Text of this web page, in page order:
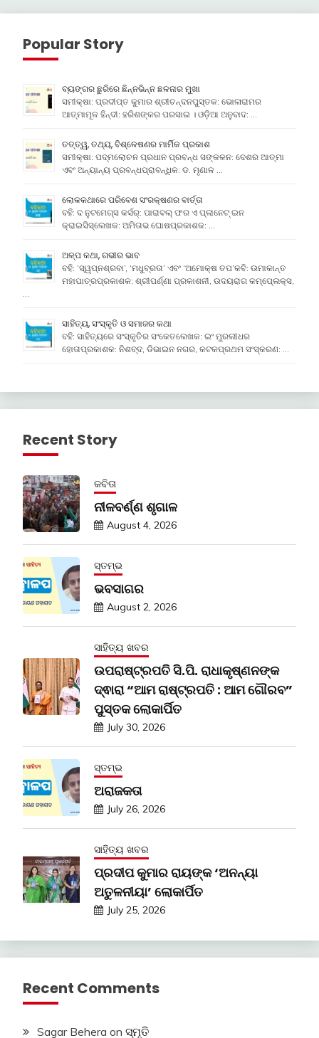
Popular Story
ବ୍ୟଙ୍ଗର ଛୁରିରେ ଛିନ୍ନଭିନ୍ନ ଛଳନାର ମୁଖା
ସମୀକ୍ଷା: ପ୍ରଦୀପ୍ତ କୁମାର ଶ୍ରୀଚନ୍ଦନପୁସ୍ତକ: ଭୋଳାରାମର
ଆତ୍ମାମୂଳ ହିନ୍ଦୀ: ହରିଶଙ୍କର ପରସାଇ । ଓଡ଼ିଆ ଅନୁବାଦ: …
ତତ୍ତ୍ୱ, ତଥ୍ୟ, ବିଶ୍ଳେଷଣର ମାର୍ମିକ ପ୍ରକାଶ
ସମୀକ୍ଷା: ପଦ୍ମଲୋଚନ ପ୍ରଧାନ ପ୍ରବନ୍ଧ ସଙ୍କଳନ: ଦେଶର ଆତ୍ମା
ଏବଂ ଅନ୍ୟାନ୍ୟ ପ୍ରବନ୍ଧପ୍ରାବନ୍ଧିକ: ଡ. ମୃଣାଳ …
ଲୋକକଥାରେ ପରିବେଶ ସଂରକ୍ଷଣର ବାର୍ତ୍ତା
ବହି: ଦ ନୁଟମେଗ୍ସ କର୍ସର୍: ପାରାବଲ୍ ଫର ଏ ପ୍ଲାନେଟ୍ ଇନ
କ୍ରାଇସିସ୍ଲେଖକ: ଅମିତାଭ ଘୋଷପ୍ରକାଶକ: …
ଅଳ୍ପ କଥା, ଗଭୀର ଭାବ
ବହି: ‘ସ୍ୱପ୍ନଶ୍ରବା’, ‘ମଧୁବ୍ରତା’ ଏବଂ ‘ଅମୋକ୍ଷ ତପ’କବି: ଉମାକାନ୍ତ
ମହାପାତ୍ରପ୍ରକାଶକ: ଶ୍ରୀପର୍ଣ୍ଣା ପ୍ରକାଶନୀ, ଉଦୟରାଗ କମ୍ପେ୍ଲକ୍ସ,
…
ସାହିତ୍ୟ, ସଂସ୍କୃତି ଓ ସମାଜର କଥା
ବହି: ସାହିତ୍ୟରେ ସଂସ୍କୃତିର ସଂକେତଲେଖକ: ଇଂ ମୁରଲୀଧର
ହୋତାପ୍ରକାଶକ: ନିଶବ୍ଦ, ଡିଭାଇନ ନଗର, କଟକପ୍ରଥମ ସଂସ୍କରଣ: …
Recent Story
କବିତା
ନୀଳବର୍ଣ୍ଣ ଶୃଗାଳ
August 4, 2026
ସ୍ତମ୍ଭ
ଭବସାଗର
August 2, 2026
ସାହିତ୍ୟ ଖବର
ଉପରାଷ୍ଟ୍ରପତି ସି.ପି. ରାଧାକୃଷ୍ଣନଙ୍କ
ଦ୍ଵାରା “ଆମ ରାଷ୍ଟ୍ରପତି : ଆମ ଗୌରବ”
ପୁସ୍ତକ ଲୋକାର୍ପିତ
July 30, 2026
ସ୍ତମ୍ଭ
ଅରାଜକତା
July 26, 2026
ସାହିତ୍ୟ ଖବର
ପ୍ରଦୀପ କୁମାର ରାୟଙ୍କ ‘ଅନନ୍ୟା
ଅତୁଳନୀୟା’ ଲୋକାର୍ପିତ
July 25, 2026
Recent Comments
Sagar Behera on ସ୍ମୃତି